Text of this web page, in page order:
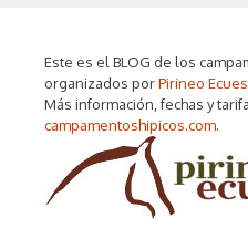
Este es el BLOG de los
organizados porPirineo
Más información, fechas y
campamentoshipicos.com.